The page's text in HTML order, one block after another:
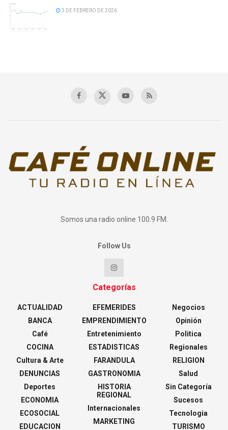
3 DE FEBRERO DE 2026
Somos una radio online 100.9 FM.
Follow Us
Categorías
ACTUALIDAD
BANCA
Café
COCINA
Cultura & Arte
DENUNCIAS
Deportes
ECONOMIA
ECOSOCIAL
EDUCACION
EFEMERIDES
EMPRENDIMIENTO
Entretenimiento
ESTADISTICAS
FARANDULA
GASTRONOMIA
HISTORIA
REGIONAL
Internacionales
MARKETING
Negocios
Opinión
Politica
Regionales
RELIGION
Salud
Sin Categoría
Sucesos
Tecnologia
TURISMO